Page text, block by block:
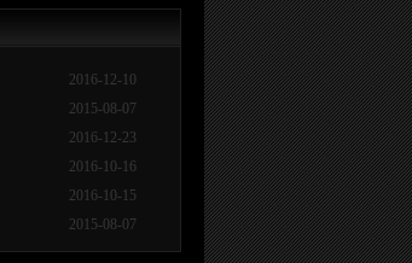
2016-12-10
2015-08-07
2016-12-23
2016-10-16
2016-10-15
2015-08-07